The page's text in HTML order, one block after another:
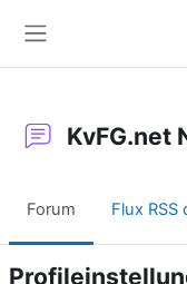
KvFG.net
Forum Flux